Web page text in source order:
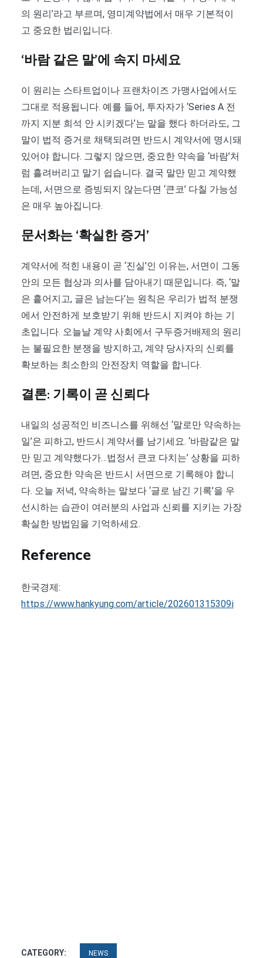
의 원리’라고 부르며, 영미계약법에서 매우 기본적이
고 중요한 법리입니다.
‘바람 같은 말’에 속지 마세요
이 원리는 스타트업이나 프랜차이즈 가맹사업에서도
그대로 적용됩니다. 예를 들어, 투자자가 ‘Series A 전
까지 지분 희석 안 시키겠다’는 말을 했다 하더라도, 그
말이 법적 증거로 채택되려면 반드시 계약서에 명시돼
있어야 합니다. 그렇지 않으면, 중요한 약속을 ‘바람’처
럼 흘려버리고 말기 쉽습니다. 결국 말만 믿고 계약했
는데, 서면으로 증빙되지 않는다면 ‘큰코’ 다칠 가능성
은 매우 높아집니다.
문서화는 ‘확실한 증거’
계약서에 적힌 내용이 곧 ‘진실’인 이유는, 서면이 그동
안의 모든 협상과 의사를 담아내기 때문입니다. 즉, ‘말
은 흩어지고, 글은 남는다’는 원칙은 우리가 법적 분쟁
에서 안전하게 보호받기 위해 반드시 지켜야 하는 기
초입니다. 오늘날 계약 사회에서 구두증거배제의 원리
는 불필요한 분쟁을 방지하고, 계약 당사자의 신뢰를
확보하는 최소한의 안전장치 역할을 합니다.
결론: 기록이 곧 신뢰다
내일의 성공적인 비즈니스를 위해선 ‘말로만 약속하는
일’은 피하고, 반드시 계약서를 남기세요. ‘바람같은 말
만 믿고 계약했다가…법정서 큰코 다치는’ 상황을 피하
려면, 중요한 약속은 반드시 서면으로 기록해야 합니
다. 오늘 저녁, 약속하는 말보다 ‘글로 남긴 기록’을 우
선시하는 습관이 여러분의 사업과 신뢰를 지키는 가장
확실한 방법임을 기억하세요.
Reference
한국경제:
https://www.hankyung.com/article/202601315309i
CATEGORY: NEWS